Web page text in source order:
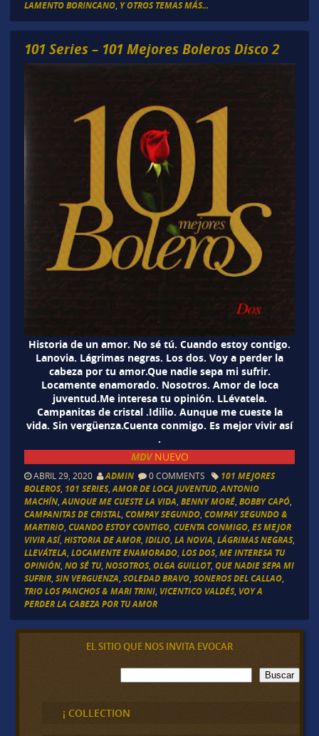
LAMENTO BORINCANO, Y OTROS TEMAS MÁS...
101 Series – 101 Mejores Boleros Disco 2
Historia de un amor. No sé tú. Cuando estoy contigo.
Lanovia. Lágrimas negras. Los dos. Voy a perder la
cabeza por tu amor.Que nadie sepa mi sufrir.
Locamente enamorado. Nosotros. Amor de loca
juventud.Me interesa tu opinión. LLévatela.
Campanitas de cristal .Idilio. Aunque me cueste la
vida. Sin vergüenza.Cuenta conmigo. Es mejor vivir así
.
MDVNUEVO
ABRIL 29, 2020 ADMIN 0 COMMENTS
101 MEJORES
BOLEROS, 101 SERIES,AMOR DE LOCA JUVENTUD,ANTONIO
MACHÍN,AUNQUE ME CUESTE LA VIDA, BENNY MORÉ, BOBBY CAPÓ,
CAMPANITAS DE CRISTAL, COMPAY SEGUNDO, COMPAY SEGUNDO &
MARTIRIO, CUANDO ESTOY CONTIGO, CUENTA CONMIGO, ES MEJOR
VIVIR ASÍ, HISTORIA DE AMOR, IDILIO, LA NOVIA, LÁGRIMAS NEGRAS,
LLEVÁTELA, LOCAMENTE ENAMORADO, LOS DOS, ME INTERESA TU
OPINIÓN, NO SÉ TU, NOSOTROS, OLGA GUILLOT, QUE NADIE SEPA MI
SUFRIR, SIN VERGUENZA, SOLEDAD BRAVO, SONEROS DEL CALLAO,
TRIO LOS PANCHOS & MARI TRINI, VICENTICO VALDÉS, VOY A
PERDER LA CABEZA POR TU AMOR
EL SITIO QUE NOS INVITA EVOCAR
B
u
c
a
Buscar
¡ COLLECTION